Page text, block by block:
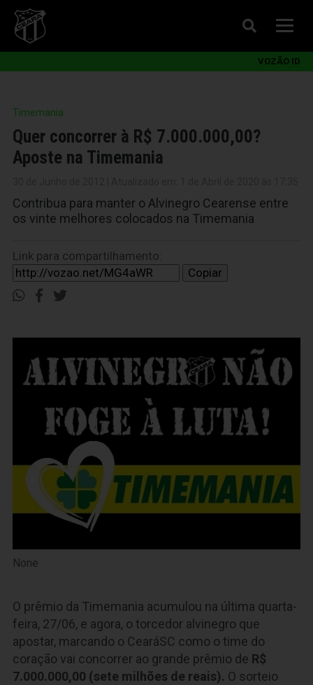
VOZÃO ID
Timemania
Quer concorrer à R$ 7.000.000,00?
Aposte na Timemania
Contribua para manter o Alvinegro Cearense entre
os vinte melhores colocados na Timemania
Link para compartilhamento:
Copiar
None
O prêmio da Timemania acumulou na última quarta-
feira, 27/06, e agora, o torcedor alvinegro que
apostar, marcando o CearáSC como o time do
coração vai concorrer ao grande prêmio de R$
7.000.000,00 (sete milhões de reais). O sorteio